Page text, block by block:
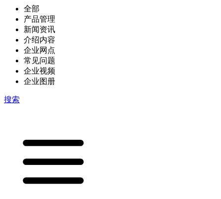
全部
产品管理
新闻资讯
介绍内容
企业网点
常见问题
企业视频
企业图册
搜索